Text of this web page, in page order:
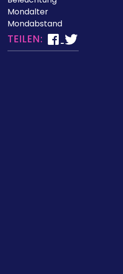
Mondalter
Mondabstand
TEILEN: